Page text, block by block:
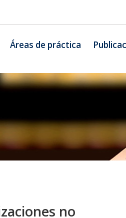
Áreas de práctica
no